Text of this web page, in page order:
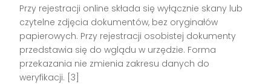
Przy rejestracji online składa się wyłącznie skany lub
czytelne zdjęcia dokumentów, bez oryginałów
papierowych. Przy rejestracji osobistej dokumenty
przedstawia się do wglądu w urzędzie. Forma
przekazania nie zmienia zakresu danych do
weryfikacji. [3]